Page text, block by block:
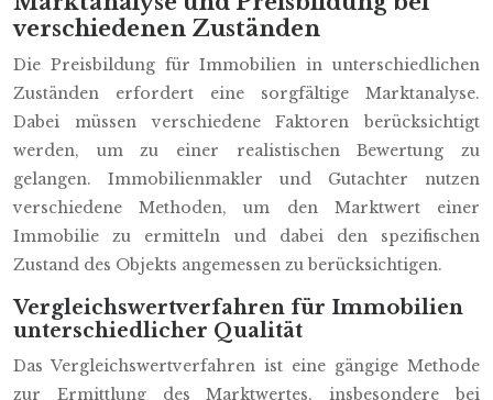
verschiedenen Zuständen
Die Preisbildung für Immobilien in unterschiedlichen
Zuständen erfordert eine sorgfältige Marktanalyse.
Dabei müssen verschiedene Faktoren berücksichtigt
werden, um zu einer realistischen Bewertung zu
gelangen. Immobilienmakler und Gutachter nutzen
verschiedene Methoden, um den Marktwert einer
Immobilie zu ermitteln und dabei den spezifischen
Zustand des Objekts angemessen zu berücksichtigen.
Vergleichswertverfahren für Immobilien
unterschiedlicher Qualität
Das Vergleichswertverfahren ist eine gängige Methode
zur Ermittlung des Marktwertes, insbesondere bei